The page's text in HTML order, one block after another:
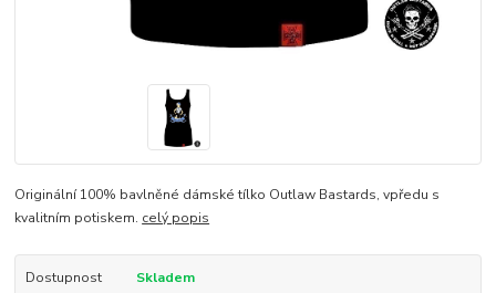
Originální 100% bavlněné dámské tílko Outlaw Bastards, vpředu s
kvalitním potiskem. celý popis
Dostupnost
Skladem